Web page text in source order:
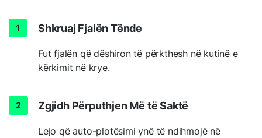
Shkruaj Fjalën Tënde
Fut fjalën që dëshiron të përkthesh në kutinë e
kërkimit në krye.
Zgjidh Përputhjen Më të Saktë
Lejo që auto-plotësimi ynë të ndihmojë në